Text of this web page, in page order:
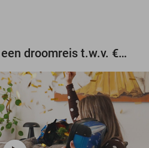
Maak gratis kans op een droomreis t.w.v. €3.000!